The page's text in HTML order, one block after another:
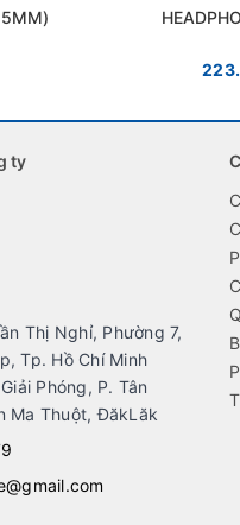
ty
Thị Nghỉ, Phường 7,
Tp. Hồ Chí Minh
Phóng, P. Tân
Ma Thuột, ĐăkLăk